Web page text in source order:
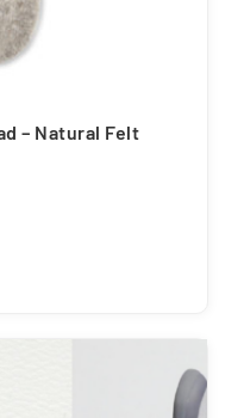
– Natural Felt